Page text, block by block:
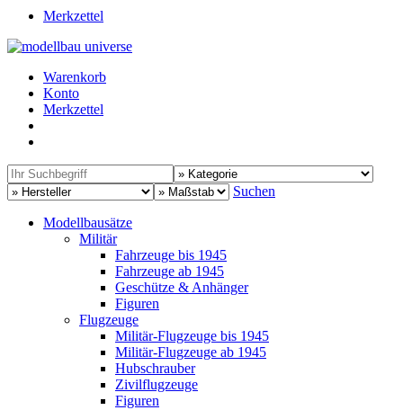
Merkzettel
Warenkorb
Konto
Merkzettel
Suchen
Modellbausätze
Militär
Fahrzeuge bis 1945
Fahrzeuge ab 1945
Geschütze & Anhänger
Figuren
Flugzeuge
Militär-Flugzeuge bis 1945
Militär-Flugzeuge ab 1945
Hubschrauber
Zivilflugzeuge
Figuren